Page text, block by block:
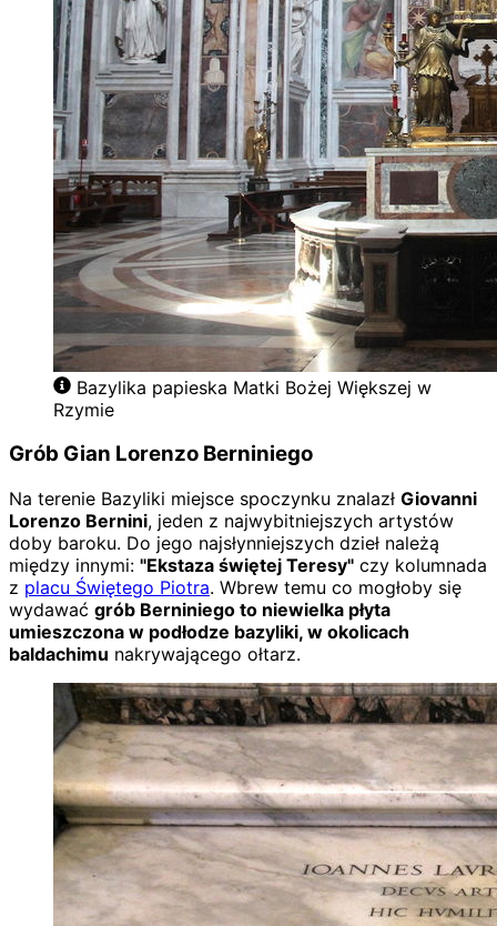
Bazylika papieska Matki Bożej Większej w
Rzymie
Grób Gian Lorenzo Berniniego
Na terenie Bazyliki miejsce spoczynku znalazł Giovanni
Lorenzo Bernini, jeden z najwybitniejszych artystów
doby baroku. Do jego najsłynniejszych dzieł należą
między innymi: "Ekstaza świętej Teresy" czy kolumnada
z placu Świętego Piotra. Wbrew temu co mogłoby się
wydawać grób Berniniego to niewielka płyta
umieszczona w podłodze bazyliki, w okolicach
baldachimu nakrywającego ołtarz.